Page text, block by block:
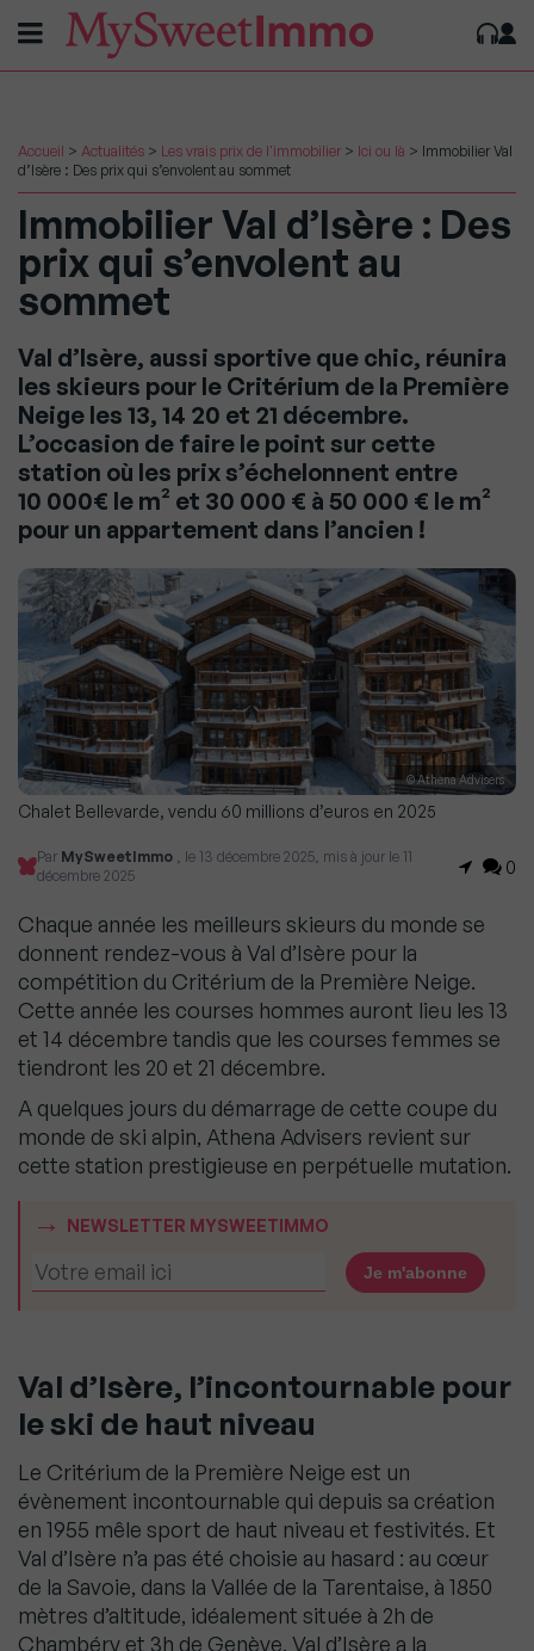
Accueil > Actualités > Les vrais prix de l'immobilier > Ici ou là > Immobilier Val
d’Isère : Des prix qui s’envolent au sommet
Immobilier Val d’Isère : Des
prix qui s’envolent au
sommet
Val d’Isère, aussi sportive que chic, réunira
les skieurs pour le Critérium de la Première
Neige les 13, 14 20 et 21 décembre.
L’occasion de faire le point sur cette
station où les prix s’échelonnent entre
10 000€ le m² et 30 000 € à 50 000 € le m²
pour un appartement dans l’ancien !
© Athena Advisers
Chalet Bellevarde, vendu 60 millions d’euros en 2025
Par MySweetImmo , le 13 décembre 2025, mis à jour le 11
décembre 2025
0
Chaque année les meilleurs skieurs du monde se
donnent rendez-vous à Val d’Isère pour la
compétition du Critérium de la Première Neige.
Cette année les courses hommes auront lieu les 13
et 14 décembre tandis que les courses femmes se
tiendront les 20 et 21 décembre.
A quelques jours du démarrage de cette coupe du
monde de ski alpin, Athena Advisers revient sur
cette station prestigieuse en perpétuelle mutation.
NEWSLETTER MYSWEETIMMO
Val d’Isère, l’incontournable pour
le ski de haut niveau
Le Critérium de la Première Neige est un
évènement incontournable qui depuis sa création
en 1955 mêle sport de haut niveau et festivités. Et
Val d’Isère n’a pas été choisie au hasard : au cœur
de la Savoie, dans la Vallée de la Tarentaise, à 1850
mètres d’altitude, idéalement située à 2h de
Chambéry et 3h de Genève, Val d’Isère a la